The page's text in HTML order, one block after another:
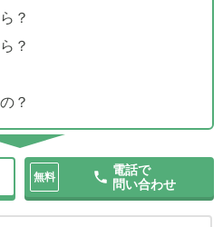
？
？
？
無料
電話で
問い合わせ